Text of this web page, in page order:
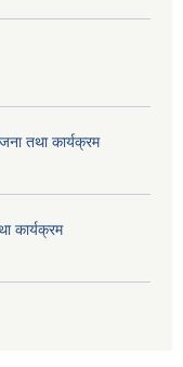
तथा कार्यक्रम
कार्यक्रम